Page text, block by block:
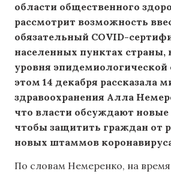
области общественного
рассмотрит возможность
обязательный COVID-
населенных пунктах страны,
уровня эпидемиологической
этом 14 декабря рассказала
здравоохранения Алла
что власти обсуждают новые
чтобы защитить граждан от
новых штаммов
По словам Немеренко, на